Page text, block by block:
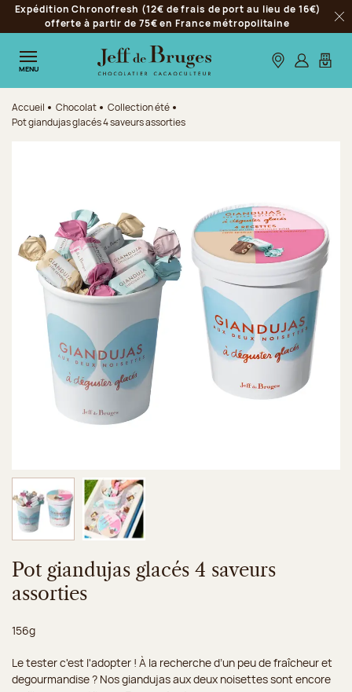
Aller à la navigation
Aller au contenu principal
Aller au pied de page
Expédition Chronofresh (12€ de frais de port au lieu de 16€)
offerte à partir de 75€ en France métropolitaine
MENU Nos boutiques
S’identifier
Mon
Accueil Chocolat
Collection été
Pot giandujas glacés 4 saveurs assorties
Image 1 sur 2
Pot giandujas glacés 4 saveurs
assorties
Poids net :
156g
Le tester c'est l'adopter ! À la recherche d’un peu de fraîcheur et
degourmandise ? Nos giandujas aux deux noisettes sont encore